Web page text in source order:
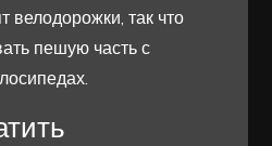
велодорожки, так что
пешую часть с